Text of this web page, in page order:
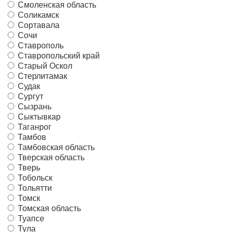
Смоленская область
Соликамск
Сортавала
Сочи
Ставрополь
Ставропольский край
Старый Оскол
Стерлитамак
Судак
Сургут
Сызрань
Сыктывкар
Таганрог
Тамбов
Тамбовская область
Тверская область
Тверь
Тобольск
Тольятти
Томск
Томская область
Туапсе
Тула